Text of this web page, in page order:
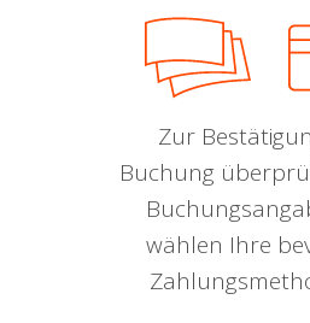
Zur
Buchung
wählen Ihre